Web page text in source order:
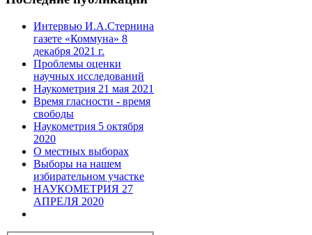
Интервью И.А.Стернина
газете «Коммуна» 8
декабря 2021 г.
Проблемы оценки
научных исследований
Наукометрия 21 мая 2021
Время гласности - время
свободы
Наукометрия 5 октября
2020
О местных выборах
Выборы на нашем
избирательном участке
НАУКОМЕТРИЯ 27
АПРЕЛЯ 2020